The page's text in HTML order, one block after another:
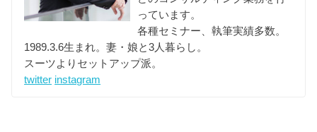
っています。
各種セミナー、執筆実績多数。
1989.3.6生まれ。妻・娘と3人暮らし。
スーツよりセットアップ派。
twitter instagram